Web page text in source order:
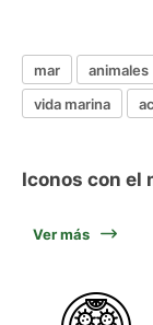
mar animales
vida marina
Iconos con el
Ver más